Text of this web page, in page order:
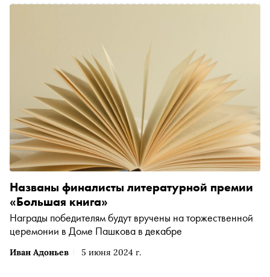
Иван Адоньев 5 июня 2024 г.
Названы финалисты литературной премии
«Большая книга»
Награды победителям будут вручены на торжественной
церемонии в Доме Пашкова в декабре